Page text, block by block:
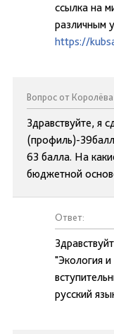
ссылка на
различным
https://
Вопрос от Королёва
Здравствуйте, я
(профиль)-
63 балла. На
бюджетной
Ответ:
"Экология
русский